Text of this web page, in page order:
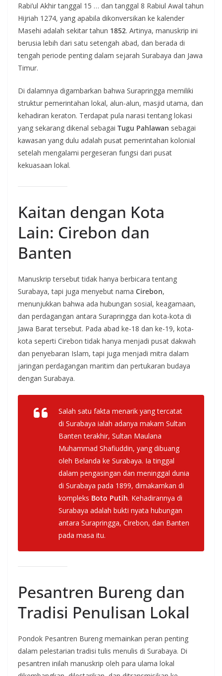
Rabi’ul Akhir tanggal 15 … dan tanggal 8 Rabiul Awal tahun
Hijriah 1274, yang apabila dikonversikan ke kalender
Masehi adalah sekitar tahun 1852. Artinya, manuskrip ini
berusia lebih dari satu setengah abad, dan berada di
tengah periode penting dalam sejarah Surabaya dan Jawa
Timur.
Di dalamnya digambarkan bahwa Surapringga memiliki
struktur pemerintahan lokal, alun-alun, masjid utama, dan
kehadiran keraton. Terdapat pula narasi tentang lokasi
yang sekarang dikenal sebagai Tugu Pahlawan sebagai
kawasan yang dulu adalah pusat pemerintahan kolonial
setelah mengalami pergeseran fungsi dari pusat
kekuasaan lokal.
Kaitan dengan Kota
Lain: Cirebon dan
Banten
Manuskrip tersebut tidak hanya berbicara tentang
Surabaya, tapi juga menyebut nama Cirebon,
menunjukkan bahwa ada hubungan sosial, keagamaan,
dan perdagangan antara Surapringga dan kota-kota di
Jawa Barat tersebut. Pada abad ke-18 dan ke-19, kota-
kota seperti Cirebon tidak hanya menjadi pusat dakwah
dan penyebaran Islam, tapi juga menjadi mitra dalam
jaringan perdagangan maritim dan pertukaran budaya
dengan Surabaya.
Salah satu fakta menarik yang tercatat
di Surabaya ialah adanya makam Sultan
Banten terakhir, Sultan Maulana
Muhammad Shafiuddin, yang dibuang
oleh Belanda ke Surabaya. Ia tinggal
dalam pengasingan dan meninggal dunia
di Surabaya pada 1899, dimakamkan di
kompleks Boto Putih. Kehadirannya di
Surabaya adalah bukti nyata hubungan
antara Surapringga, Cirebon, dan Banten
pada masa itu.
Pesantren Bureng dan
Tradisi Penulisan Lokal
Pondok Pesantren Bureng memainkan peran penting
dalam pelestarian tradisi tulis menulis di Surabaya. Di
pesantren inilah manuskrip oleh para ulama lokal